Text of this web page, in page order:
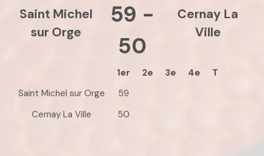
Saint Michel
sur Orge
59 -
50
Cernay La
Ville
1er 2e 3e 4e
T
Saint Michel sur Orge
59
Cernay La Ville
50